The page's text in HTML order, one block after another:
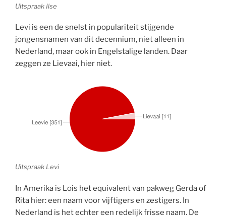
Uitspraak Ilse
Levi is een de snelst in populariteit stijgende
jongensnamen van dit decennium, niet alleen in
Nederland, maar ook in Engelstalige landen. Daar
zeggen ze Lievaai, hier niet.
Uitspraak Levi
In Amerika is Lois het equivalent van pakweg Gerda of
Rita hier: een naam voor vijftigers en zestigers. In
Nederland is het echter een redelijk frisse naam. De